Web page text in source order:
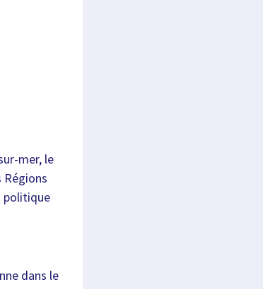
mer, le
Régions
politique
dans le